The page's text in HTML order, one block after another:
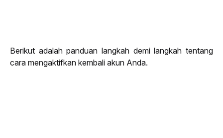
Berikut adalah panduan langkah demi langkah tentang
cara mengaktifkan kembali akun Anda.